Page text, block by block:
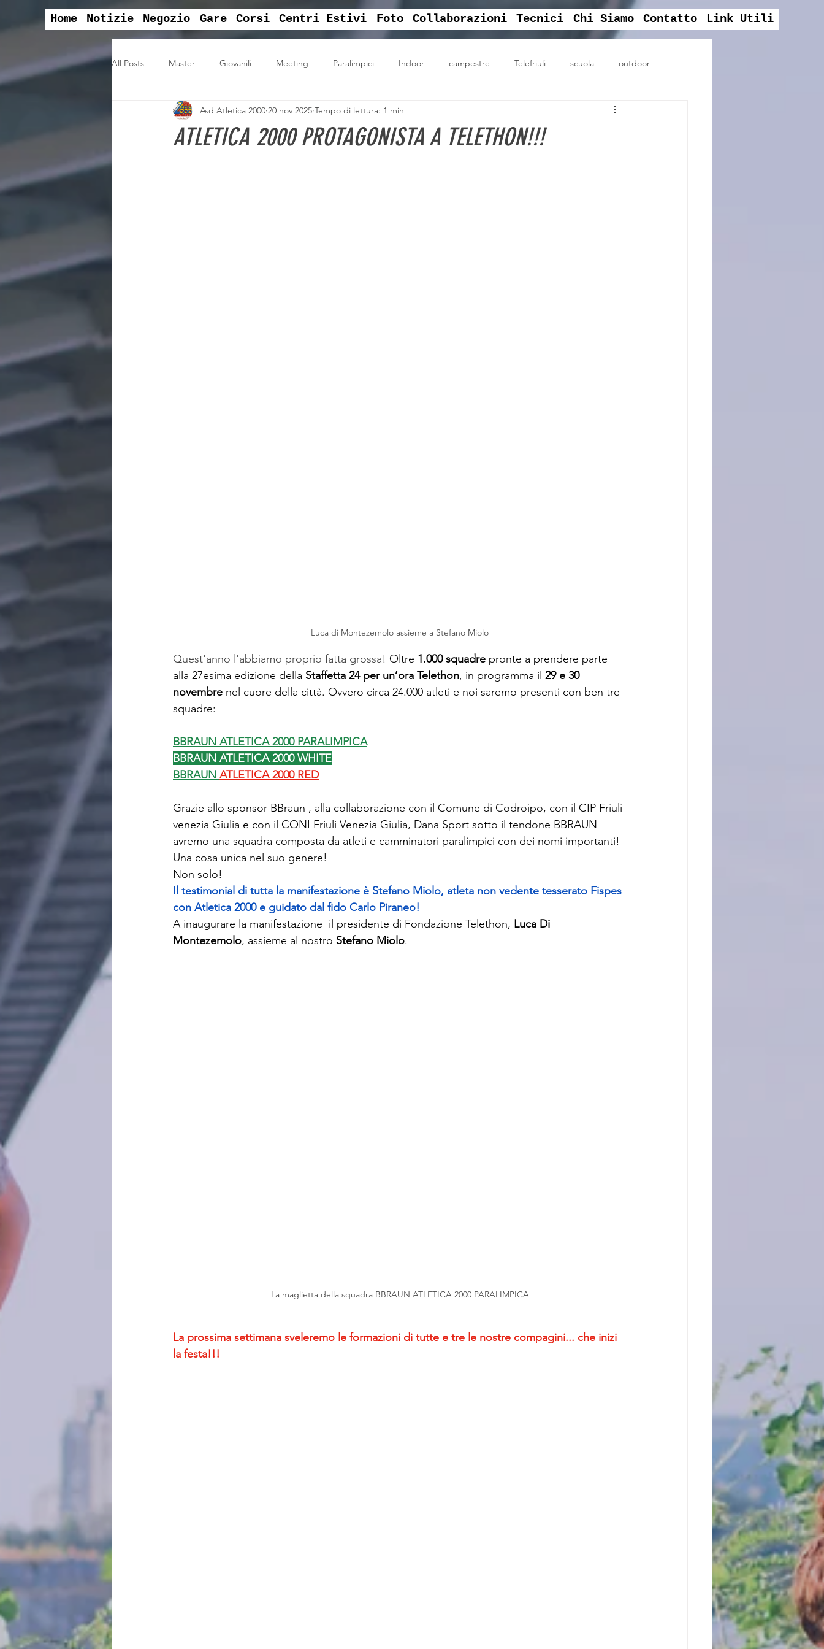
Home Notizie Negozio Gare Corsi Centri Estivi Foto Collaborazioni Tecnici Chi Siamo Contatto Link Utili
All Posts Master Giovanili Meeting Paralimpici Indoor campestre Telefriuli scuola outdoor
svago Campionati Vittoria english sport camp assembela sociale
ATLETICA 2000 PROTAGONISTA A TELETHON!!!
Asd Atletica 2000 20 nov 2025 Tempo di lettura: 1 min
Luca di Montezemolo assieme a Stefano Miolo
Quest'anno l'abbiamo proprio fatta grossa! Oltre 1.000 squadre pronte a prendere parte
alla 27esima edizione della Staffetta 24 per un’ora Telethon, in programma il 29 e 30
novembre nel cuore della città. Ovvero circa 24.000 atleti e noi saremo presenti con ben tre
squadre:
BBRAUN ATLETICA 2000 PARALIMPICA
BBRAUN ATLETICA 2000 WHITE
BBRAUN ATLETICA 2000 RED
Grazie allo sponsor BBraun , alla collaborazione con il Comune di Codroipo, con il CIP Friuli
venezia Giulia e con il CONI Friuli Venezia Giulia, Dana Sport sotto il tendone BBRAUN
avremo una squadra composta da atleti e camminatori paralimpici con dei nomi importanti!
Una cosa unica nel suo genere!
Non solo!
Il testimonial di tutta la manifestazione è Stefano Miolo, atleta non vedente tesserato Fispes
con Atletica 2000 e guidato dal fido Carlo Piraneo!
A inaugurare la manifestazione  il presidente di Fondazione Telethon, Luca Di
Montezemolo, assieme al nostro Stefano Miolo.
La maglietta della squadra BBRAUN ATLETICA 2000 PARALIMPICA
La prossima settimana sveleremo le formazioni di tutte e tre le nostre compagini... che inizi
la festa!!!